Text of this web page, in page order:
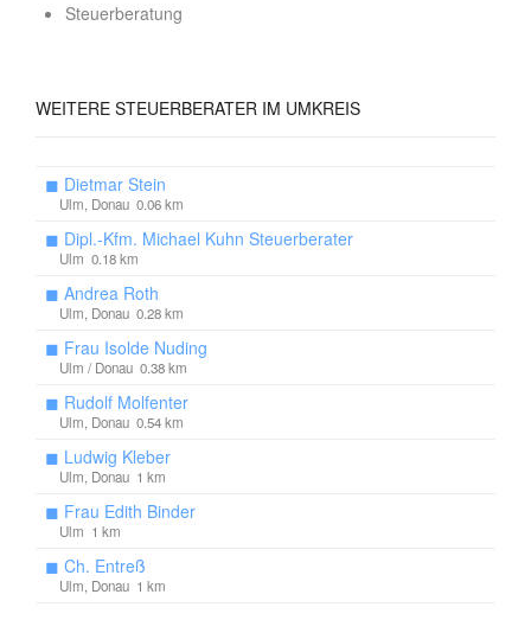
Steuerberatung
WEITERE STEUERBERATER IM UMKREIS
◼ Dietmar Stein
Ulm, Donau 0.06 km
◼ Dipl.-Kfm. Michael Kuhn Steuerberater
Ulm 0.18 km
◼ Andrea Roth
Ulm, Donau 0.28 km
◼ Frau Isolde Nuding
Ulm / Donau 0.38 km
◼ Rudolf Molfenter
Ulm, Donau 0.54 km
◼ Ludwig Kleber
Ulm, Donau 1 km
◼ Frau Edith Binder
Ulm 1 km
◼ Ch. Entreß
Ulm, Donau 1 km